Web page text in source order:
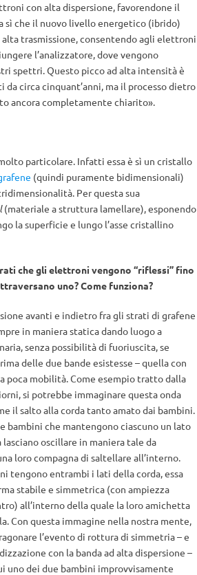
con alta dispersione, favorendone il
sì che il nuovo livello energetico (ibrido)
trasmissione, consentendo agli elettroni
l’analizzatore, dove vengono
spettri. Questo picco ad alta intensità è
circa cinquant’anni, ma il processo dietro
ancora completamente chiarito».
particolare. Infatti essa è sì un cristallo
(quindi puramente bidimensionali)
Per questa sua
(materiale a struttura lamellare), esponendo
la superficie e lungo l’asse cristallino
che gli elettroni vengono “riflessi” fino
uno? Come funziona?
avanti e indietro fra gli strati di grafene
in maniera statica dando luogo a
senza possibilità di fuoriuscita, se
delle due bande esistesse – quella con
poca mobilità. Come esempio tratto dalla
si potrebbe immaginare questa onda
il salto alla corda tanto amato dai bambini.
bambini che mantengono ciascuno un lato
lasciano oscillare in maniera tale da
loro compagna di saltellare all’interno.
tengono entrambi i lati della corda, essa
stabile e simmetrica (con ampiezza
all’interno della quale la loro amichetta
Con questa immagine nella nostra mente,
l’evento di rottura di simmetria – e
con la banda ad alta dispersione –
uno dei due bambini improvvisamente